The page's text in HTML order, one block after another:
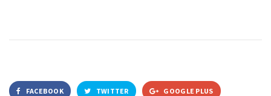
FACEBOOK TWITTER GOOGLE PLUS